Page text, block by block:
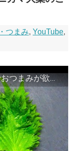
つまみ,YouTube,
超簡単超スピードおつまみ！速攻でおつまみが欲しい時にはコレ！『カニカマ大葉のごま油焼き』の作り方